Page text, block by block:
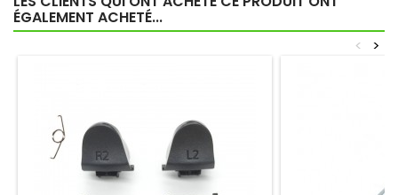
ÉGALEMENT ACHETÉ...
>
<